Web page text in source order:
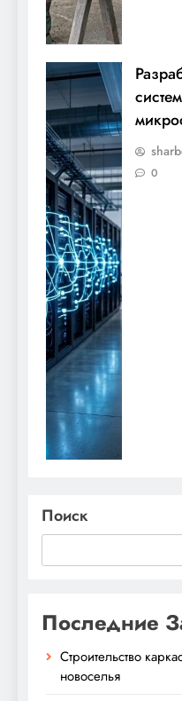
0
Поиск
Последние
Строительство
новоселья